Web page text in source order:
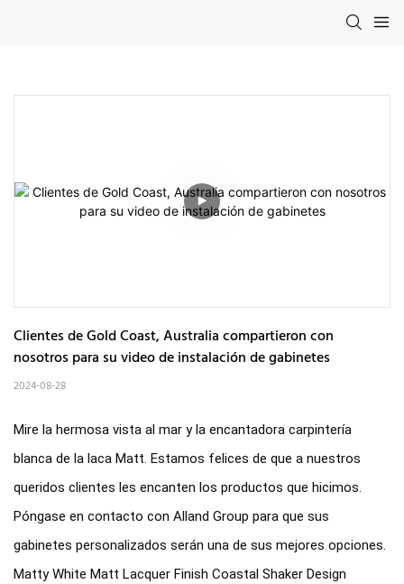
Clientes de Gold Coast, Australia compartieron con
nosotros para su video de instalación de gabinetes
2024-08-28
Mire la hermosa vista al mar y la encantadora carpintería
blanca de la laca Matt. Estamos felices de que a nuestros
queridos clientes les encanten los productos que hicimos.
Póngase en contacto con Alland Group para que sus
gabinetes personalizados serán una de sus mejores opciones.
Matty White Matt Lacquer Finish Coastal Shaker Design